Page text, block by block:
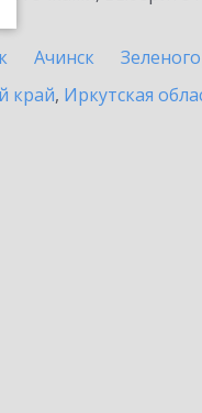
Ачинск
край, Иркутская